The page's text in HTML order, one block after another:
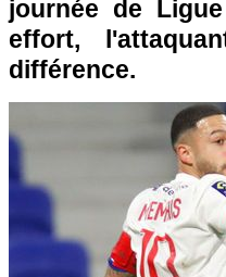
journée de
effort,
différence.